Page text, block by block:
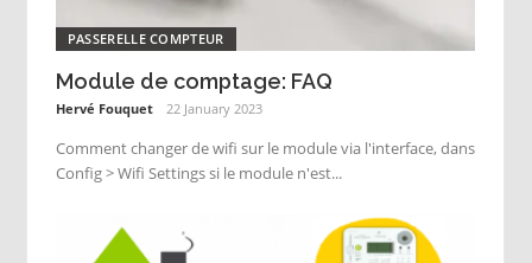
PASSERELLE COMPTEUR
Module de comptage: FAQ
Hervé Fouquet 22 January 2023
Comment changer de wifi sur le module via l'interface, dans
Config > Wifi Settings si le module n'est...